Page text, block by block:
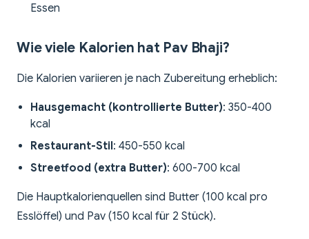
Essen
Wie viele Kalorien hat Pav Bhaji?
Die Kalorien variieren je nach Zubereitung erheblich:
Hausgemacht (kontrollierte Butter): 350-400
kcal
Restaurant-Stil: 450-550 kcal
Streetfood (extra Butter): 600-700 kcal
Die Hauptkalorienquellen sind Butter (100 kcal pro
Esslöffel) und Pav (150 kcal für 2 Stück).